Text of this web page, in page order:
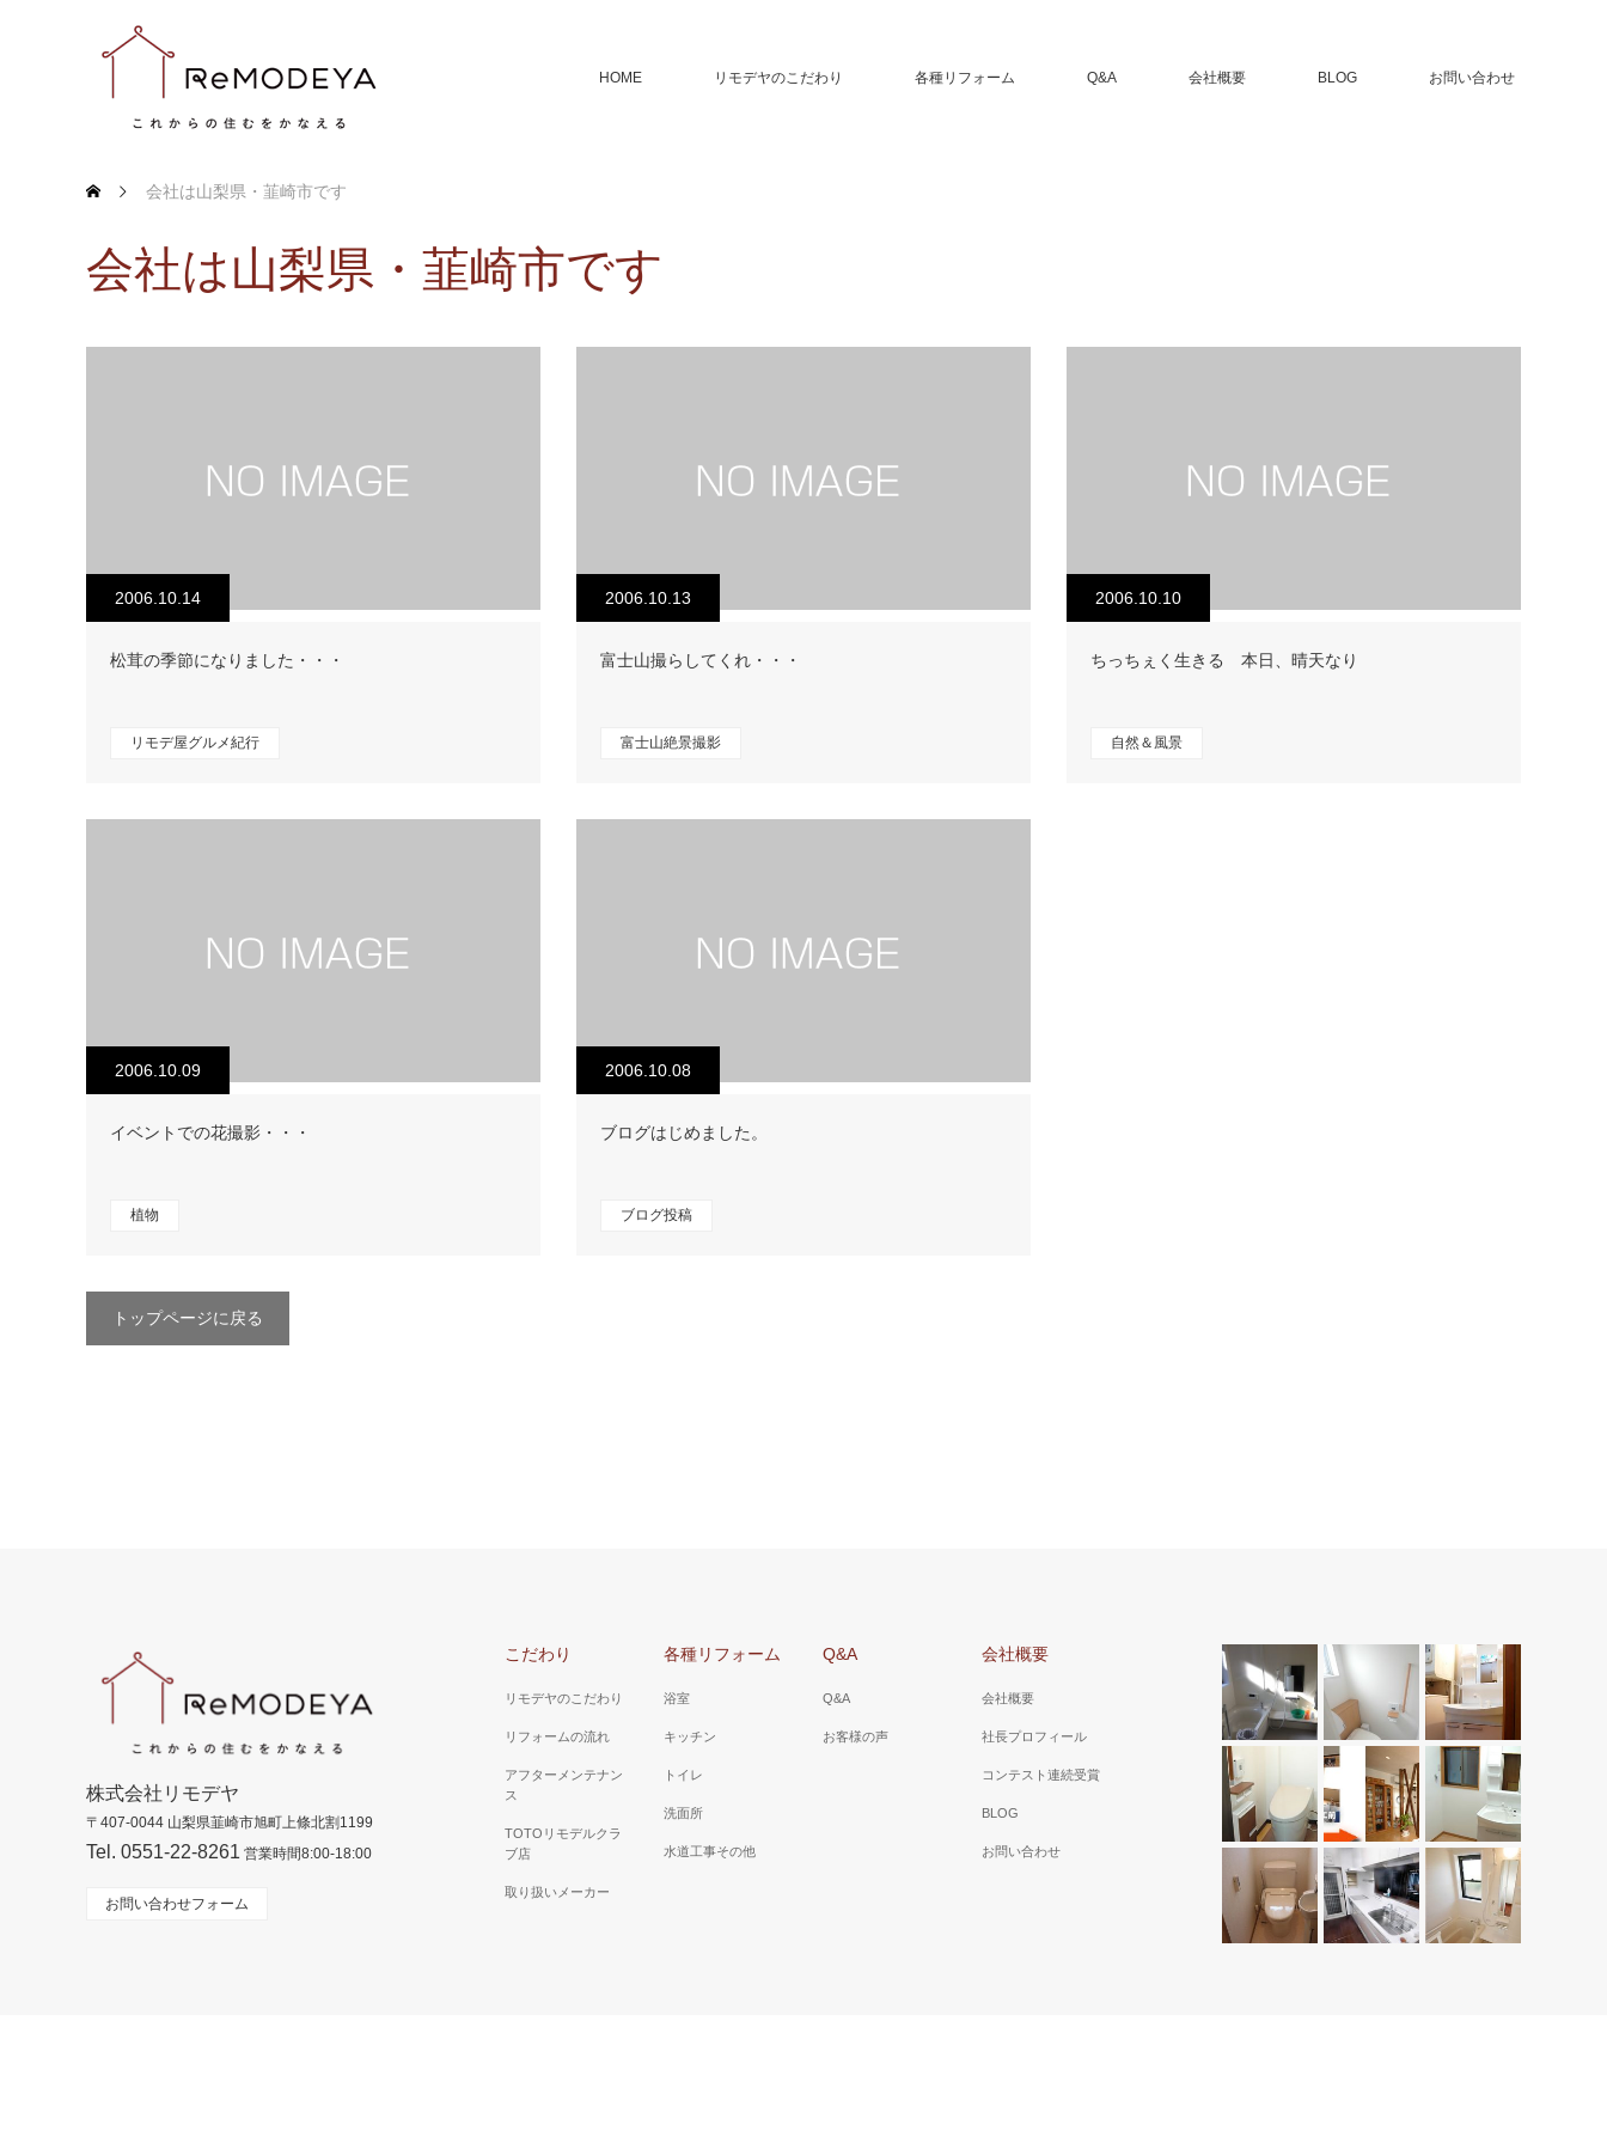
HOME リモデヤのこだわり 各種リフォーム Q&A 会社概要 BLOG お問い合わせ
会社は山梨県・韮崎市です
会社は山梨県・韮崎市です
2006.10.14
松茸の季節になりました・・・
リモデ屋グルメ紀行
2006.10.13
富士山撮らしてくれ・・・
富士山絶景撮影
2006.10.10
ちっちぇく生きる 本日、晴天なり
自然＆風景
2006.10.09
イベントでの花撮影・・・
植物
2006.10.08
ブログはじめました。
ブログ投稿
トップページに戻る
こだわり
リモデヤのこだわり
リフォームの流れ
アフターメンテナン
ス
TOTOリモデルクラ
ブ店
取り扱いメーカー
各種リフォーム
浴室
キッチン
トイレ
洗面所
水道工事その他
Q&A
Q&A
お客様の声
会社概要
会社概要
社長プロフィール
コンテスト連続受賞
BLOG
お問い合わせ
株式会社リモデヤ
〒407-0044 山梨県韮崎市旭町上條北割1199
Tel. 0551-22-8261 営業時間8:00-18:00
お問い合わせフォーム